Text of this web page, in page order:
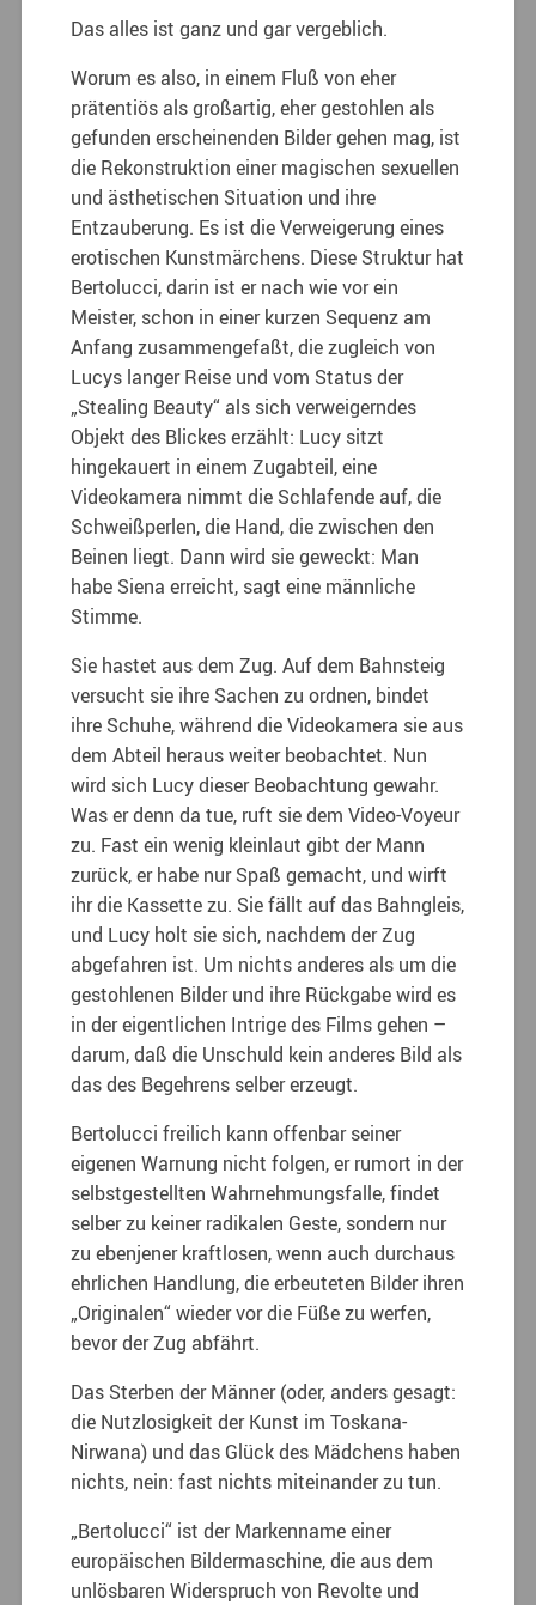
Das alles ist ganz und gar vergeblich.
Worum es also, in einem Fluß von eher
prätentiös als großartig, eher gestohlen als
gefunden erscheinenden Bilder gehen mag, ist
die Rekonstruktion einer magischen sexuellen
und ästhetischen Situation und ihre
Entzauberung. Es ist die Verweigerung eines
erotischen Kunstmärchens. Diese Struktur hat
Bertolucci, darin ist er nach wie vor ein
Meister, schon in einer kurzen Sequenz am
Anfang zusammengefaßt, die zugleich von
Lucys langer Reise und vom Status der
„Stealing Beauty“ als sich verweigerndes
Objekt des Blickes erzählt: Lucy sitzt
hingekauert in einem Zugabteil, eine
Videokamera nimmt die Schlafende auf, die
Schweißperlen, die Hand, die zwischen den
Beinen liegt. Dann wird sie geweckt: Man
habe Siena erreicht, sagt eine männliche
Stimme.
Sie hastet aus dem Zug. Auf dem Bahnsteig
versucht sie ihre Sachen zu ordnen, bindet
ihre Schuhe, während die Videokamera sie aus
dem Abteil heraus weiter beobachtet. Nun
wird sich Lucy dieser Beobachtung gewahr.
Was er denn da tue, ruft sie dem Video-Voyeur
zu. Fast ein wenig kleinlaut gibt der Mann
zurück, er habe nur Spaß gemacht, und wirft
ihr die Kassette zu. Sie fällt auf das Bahngleis,
und Lucy holt sie sich, nachdem der Zug
abgefahren ist. Um nichts anderes als um die
gestohlenen Bilder und ihre Rückgabe wird es
in der eigentlichen Intrige des Films gehen –
darum, daß die Unschuld kein anderes Bild als
das des Begehrens selber erzeugt.
Bertolucci freilich kann offenbar seiner
eigenen Warnung nicht folgen, er rumort in der
selbstgestellten Wahrnehmungsfalle, findet
selber zu keiner radikalen Geste, sondern nur
zu ebenjener kraftlosen, wenn auch durchaus
ehrlichen Handlung, die erbeuteten Bilder ihren
„Originalen“ wieder vor die Füße zu werfen,
bevor der Zug abfährt.
Das Sterben der Männer (oder, anders gesagt:
die Nutzlosigkeit der Kunst im Toskana-
Nirwana) und das Glück des Mädchens haben
nichts, nein: fast nichts miteinander zu tun.
„Bertolucci“ ist der Markenname einer
europäischen Bildermaschine, die aus dem
unlösbaren Widerspruch von Revolte und